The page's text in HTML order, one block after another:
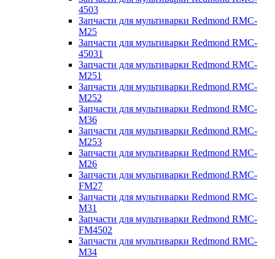
4503
Запчасти для мультиварки Redmond RMC-
M25
Запчасти для мультиварки Redmond RMC-
45031
Запчасти для мультиварки Redmond RMC-
M251
Запчасти для мультиварки Redmond RMC-
M252
Запчасти для мультиварки Redmond RMC-
M36
Запчасти для мультиварки Redmond RMC-
M253
Запчасти для мультиварки Redmond RMC-
M26
Запчасти для мультиварки Redmond RMC-
FM27
Запчасти для мультиварки Redmond RMC-
M31
Запчасти для мультиварки Redmond RMC-
FM4502
Запчасти для мультиварки Redmond RMC-
M34